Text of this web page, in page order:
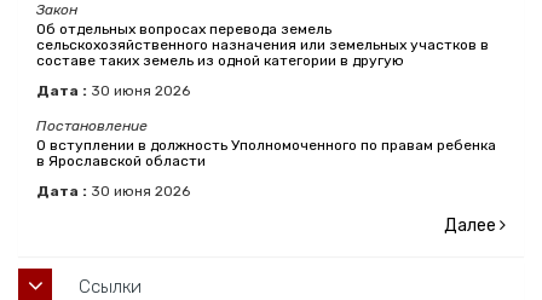
Закон
Об отдельных вопросах перевода земель
сельскохозяйственного назначения или земельных участков в
составе таких земель из одной категории в другую
Дата : 30 июня 2026
Постановление
О вступлении в должность Уполномоченного по правам ребенка
в Ярославской области
Дата : 30 июня 2026
Далее
Ссылки